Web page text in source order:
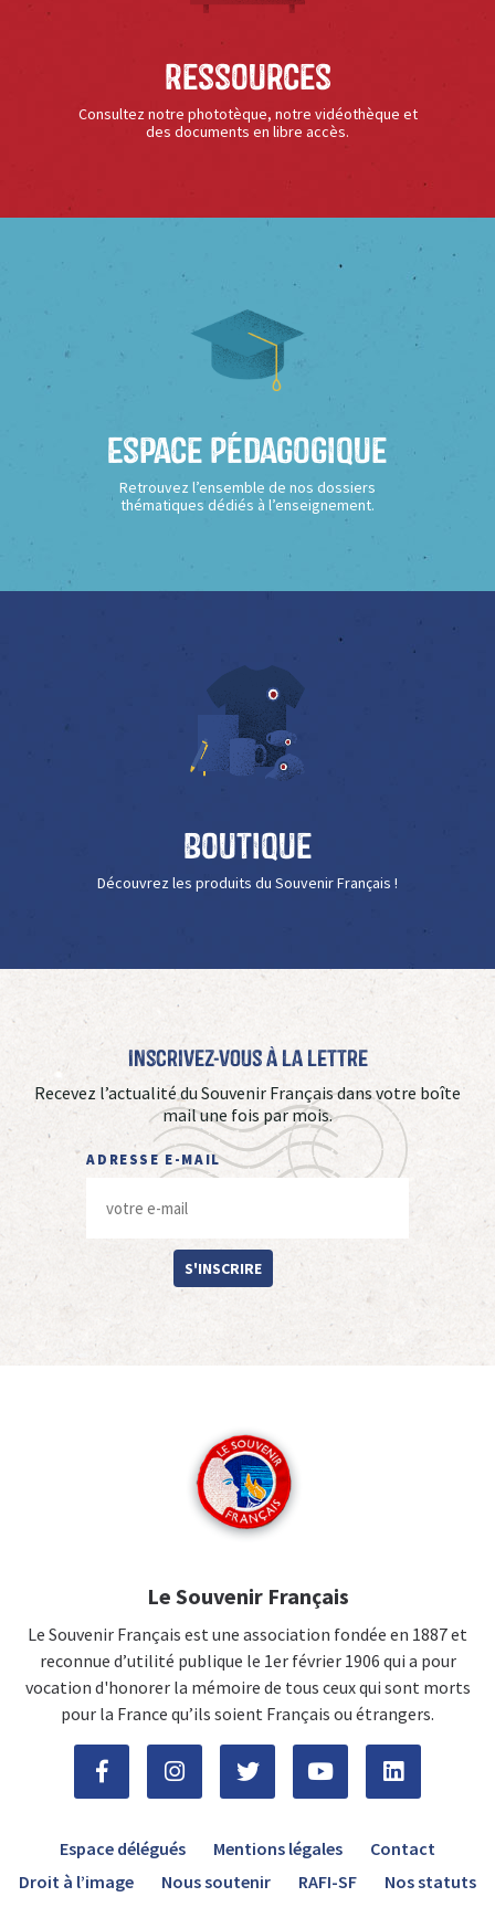
Ressources
Consultez notre phototèque, notre vidéothèque et
des documents en libre accès.
Espace Pédagogique
Retrouvez l’ensemble de nos dossiers
thématiques dédiés à l’enseignement.
Boutique
Découvrez les produits du Souvenir Français !
Inscrivez-vous à La Lettre
Recevez l’actualité du Souvenir Français dans votre boîte
mail une fois par mois.
ADRESSE E-MAIL
S'INSCRIRE
Le Souvenir Français
Le Souvenir Français est une association fondée en 1887 et
reconnue d’utilité publique le 1er février 1906 qui a pour
vocation d'honorer la mémoire de tous ceux qui sont morts
pour la France qu’ils soient Français ou étrangers.
Espace délégués Mentions légales
Contact
Droit à l’image
Nous soutenir RAFI-SF Nos statuts